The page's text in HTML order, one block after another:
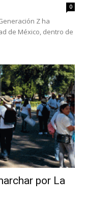
0
Z ha
de México, dentro de
por La